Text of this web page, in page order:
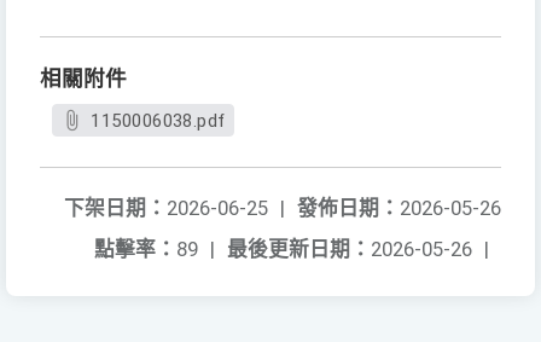
相關附件
1150006038.pdf
發佈日期： 2026-05-26
下架日期： 2026-06-25 |
最後更新日期： 2026-05-26 |
點擊率： 89 |